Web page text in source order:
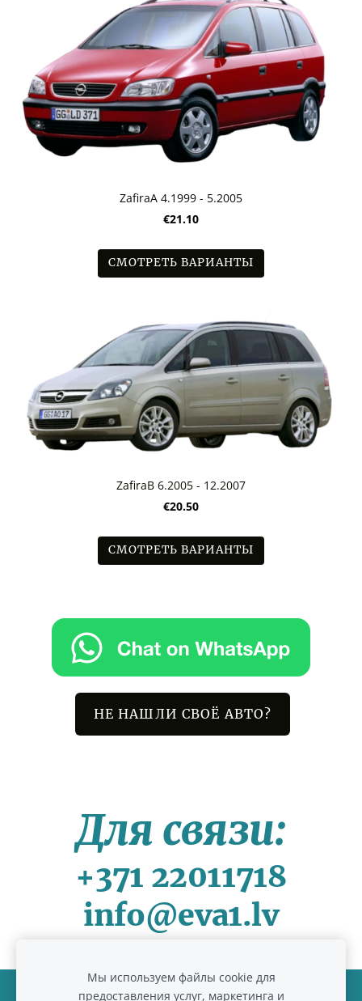
НЕ НАШЛИ СВОЁ АВТО?
Для связи:
+371 22011718
info@eva1.lv
ZafiraA 4.1999 - 5.2005
€21.10
СМОТРЕТЬ ВАРИАНТЫ
ZafiraB 6.2005 - 12.2007
€20.50
СМОТРЕТЬ ВАРИАНТЫ
Мы используем файлы cookie для
предоставления услуг, маркетинга и